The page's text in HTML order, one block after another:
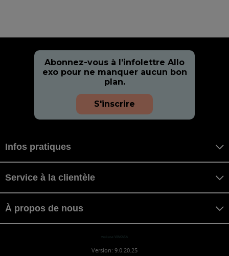
Abonnez-vous à l’infolettre Allo
exo pour ne manquer aucun bon
plan.
S'inscrire
Infos pratiques
Service à la clientèle
À propos de nous
wakasa WAKASA
Version: 9.0.20.25